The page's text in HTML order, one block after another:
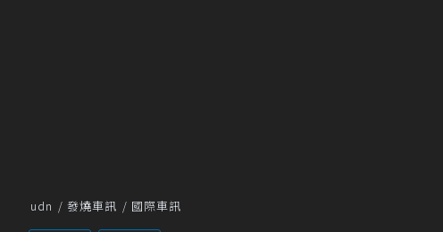
udn 發燒車訊 國際車訊